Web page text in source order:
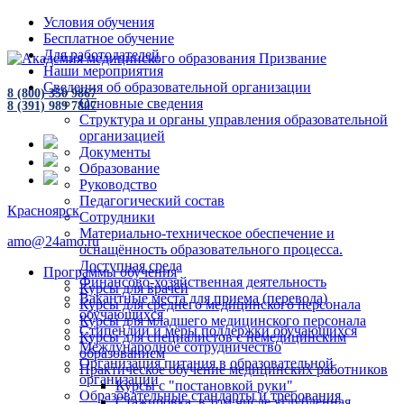
Условия обучения
Бесплатное обучение
Для работодателей
Наши мероприятия
Сведения об образовательной организации
Основные сведения
Структура и органы управления образовательной
организацией
Документы
Образование
Руководство
Педагогический состав
Сотрудники
Материально-техническое обеспечение и
оснащённость образовательного процесса.
Доступная среда
Финансово-хозяйственная деятельность
Вакантные места для приема (перевода)
обучающихся
Стипендии и меры поддержки обучающихся
Международное сотрудничество
Организация питания в образовательной
организации
Образовательные стандарты и требования
8 (800) 350 9867
8 (391) 989 7807
Красноярск
amo@24amo.ru
Программы обучения
Курсы для врачей
Курсы для среднего медицинского персонала
Курсы для младшего медицинского персонала
Курсы для специалистов с немедицинским
образованием
Практическое обучение медицинских работников
Курсы с "постановкой руки"